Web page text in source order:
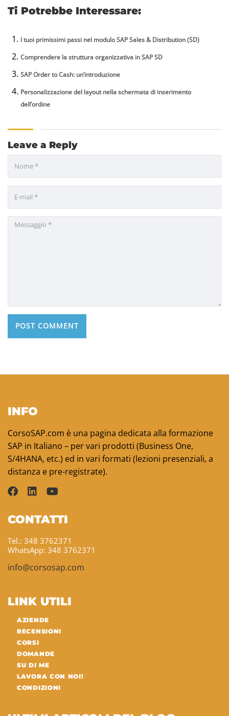
Ti Potrebbe Interessare:
I tuoi primissimi passi nel modulo SAP Sales & Distribution (SD)
Comprendere la struttura organizzativa in SAP SD
SAP Order to Cash: un’introduzione
Personalizzazione del layout nella schermata di inserimento
dell’ordine
Leave a Reply
INFO
CorsoSAP.com è una pagina dedicata alla formazione
SAP in Italiano – per vari prodotti (Business One,
S/4HANA, etc.) ed in vari formati (lezioni presenziali, a
distanza e pre-registrate).
CONTATTI
Tel.: 348 3762371
WhatsApp: 348 3762371
info@corsosap.com
LINK UTILI
AZIENDE
RECENSIONI
CORSI
DOMANDE
SU DI ME
LAVORA CON NOI!
CONDIZIONI